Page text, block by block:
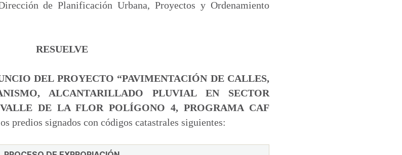
de Planificación Urbana, Proyectos y Ordenamiento
RESUELVE
DEL PROYECTO “PAVIMENTACIÓN DE CALLES,
ALCANTARILLADO PLUVIAL EN SECTOR
DE LA FLOR POLÍGONO 4, PROGRAMA CAF
predios signados con códigos catastrales siguientes: